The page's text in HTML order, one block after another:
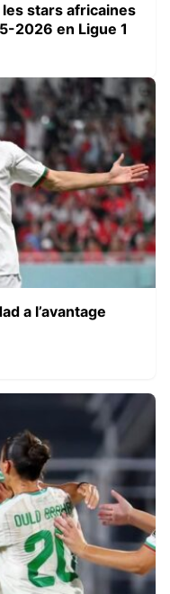
les stars africaines
2026 en Ligue 1
a l’avantage